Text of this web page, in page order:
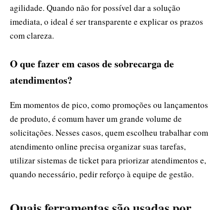
agilidade. Quando não for possível dar a solução
imediata, o ideal é ser transparente e explicar os prazos
com clareza.
O que fazer em casos de sobrecarga de
atendimentos?
Em momentos de pico, como promoções ou lançamentos
de produto, é comum haver um grande volume de
solicitações. Nesses casos, quem escolheu trabalhar com
atendimento online precisa organizar suas tarefas,
utilizar sistemas de ticket para priorizar atendimentos e,
quando necessário, pedir reforço à equipe de gestão.